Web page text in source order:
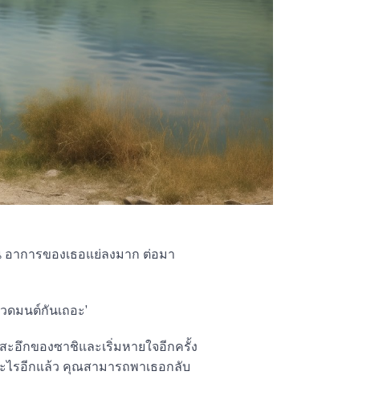
าการของเธอแย่ลงมาก ต่อมา
ดมนต์กันเถอะ’
ะอึกของซาชิและเริ่มหายใจอีกครั้ง
ะไรอีกแล้ว คุณสามารถพาเธอกลับ